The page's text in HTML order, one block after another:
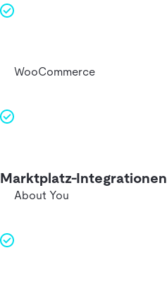
WooCommerce
Marktplatz-Integrationen
About You